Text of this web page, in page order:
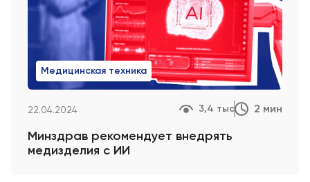
Медицинская техника
22.04.2024 3,4 тыс 2 мин
Минздрав рекомендует внедрять
медизделия с ИИ